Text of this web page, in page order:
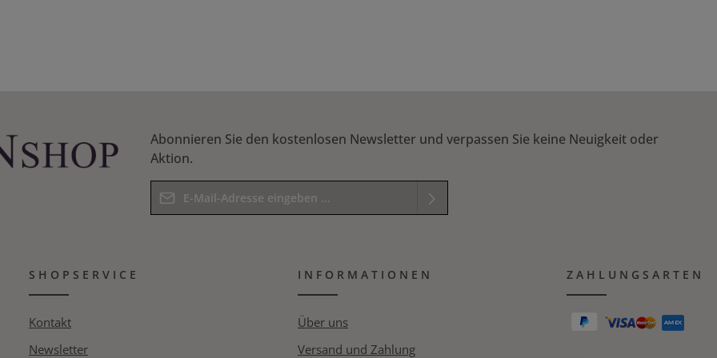
Abonnieren Sie den kostenlosen Newsletter und verpassen Sie keine Neuigkeit oder
Aktion.
E-Mail-Adresse*
Kenntnis genommen und die AGB gelesen und
bin mit ihnen einverstanden.*
Bitte geben Sie das Ergebnis der Gleichung in das nachfolgende Textfeld ein. *
SHOPSERVICE
Kontakt
Newsletter
INFORMATIONEN
Über uns
Versand und Zahlung
ZAHLUNGSARTEN